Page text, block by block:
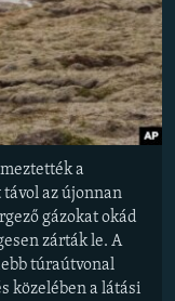
a
az újonnan
gázokat okád
zárták le. A
túraútvonal
közelében a látási